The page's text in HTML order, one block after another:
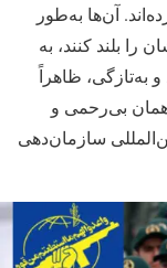
آن‌ها به‌طور
بلند کنند، به
به‌تازگی، ظاهراً
همان بی‌رحمی و
سازمان‌دهی